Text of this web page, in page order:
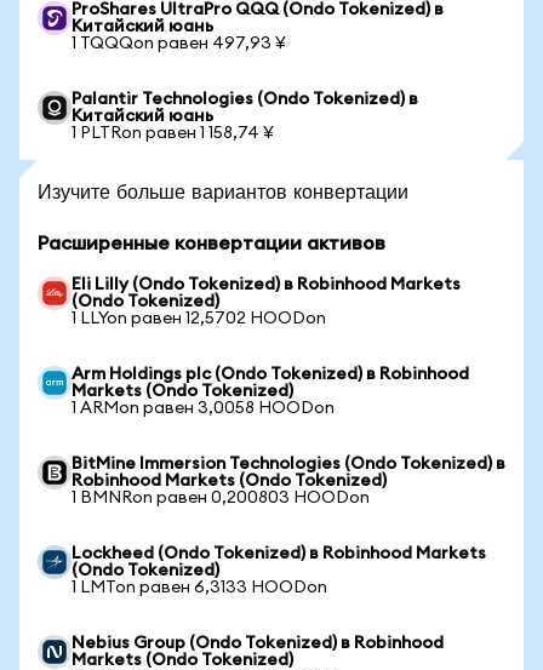
ProShares UltraPro QQQ (Ondo Tokenized) в
Китайский юань
1 TQQQon равен 497,93 ¥
Palantir Technologies (Ondo Tokenized) в
Китайский юань
1 PLTRon равен 1 158,74 ¥
Изучите больше вариантов конвертации
Расширенные конвертации активов
Eli Lilly (Ondo Tokenized) в Robinhood Markets
(Ondo Tokenized)
1 LLYon равен 12,5702 HOODon
Arm Holdings plc (Ondo Tokenized) в Robinhood
Markets (Ondo Tokenized)
1 ARMon равен 3,0058 HOODon
BitMine Immersion Technologies (Ondo Tokenized) в
Robinhood Markets (Ondo Tokenized)
1 BMNRon равен 0,200803 HOODon
Lockheed (Ondo Tokenized) в Robinhood Markets
(Ondo Tokenized)
1 LMTon равен 6,3133 HOODon
Nebius Group (Ondo Tokenized) в Robinhood
Markets (Ondo Tokenized)